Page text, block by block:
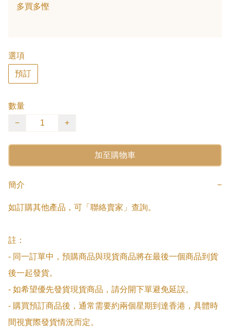
多買多慳
選項
預訂
數量
−
+
加至購物車
簡介 −
如訂購其他產品，可「聯絡賣家」查詢。
註：
- 同一訂單中，預購商品與現貨商品將在最後一個商品到貨
後一起發貨。
- 如希望優先發貨現貨商品，請分開下單避免延誤。
- 購買預訂商品後，通常需要約兩個星期到達香港，具體時
間視實際發貨情況而定。